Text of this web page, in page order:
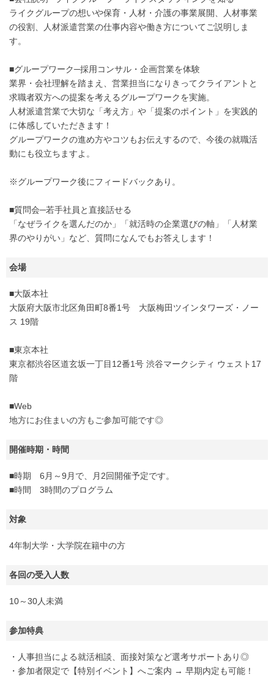
ライクグループの想いや保育・人材・介護の事業展開、人材事業
の役割、人材派遣営業の仕事内容や働き方についてご説明しま
す。
■グループワーク─採用コンサル・企画営業を体験
業界・会社理解を踏まえ、営業担当になりきってクライアントと
求職者双方への提案を考えるグループワークを実施。
人材派遣営業で大切な「考え方」や「提案のポイント」を実践的
に体感していただきます！
グループワークの進め方やコツもお伝えするので、今後の就職活
動にも役立ちますよ。
※グループワーク後にフィードバックあり。
■質問会─若手社員と直接話せる
「なぜライクを選んだのか」「就活時の企業選びの軸」「人材業
界のやりがい」など、質問になんでもお答えします！
会場
■大阪本社
大阪府大阪市北区角田町8番1号 大阪梅田ツインタワーズ・ノー
ス 19階
■東京本社
東京都渋谷区道玄坂一丁目12番1号 渋谷マークシティ ウェスト17
階
■Web
地方にお住まいの方もご参加可能です◎
開催時期・時間
■時期 6月～9月で、月2回開催予定です。
■時間 3時間のプログラム
対象
4年制大学・大学院在籍中の方
各回の受入人数
10～30人未満
参加特典
・人事担当による就活相談、面接対策など選考サポートあり◎
・参加者限定で【特別イベント】へご案内 → 早期内定も可能！